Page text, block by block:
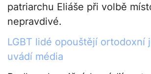
patriarchu Eliáše při volbě
nepravdivé.
LGBT lidé opouštějí ortodoxní
uvádí média